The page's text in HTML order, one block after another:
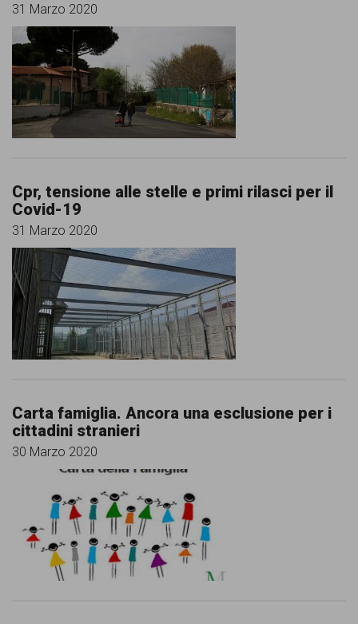
cittadinanza
per
tutti.
31 Marzo 2020
Cpr, tensione alle stelle e primi rilasci per il
Covid-19
31 Marzo 2020
Carta famiglia. Ancora una esclusione per i
cittadini stranieri
30 Marzo 2020